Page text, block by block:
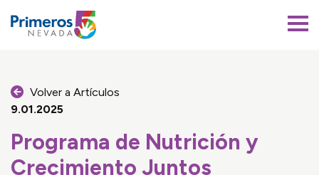
Volver a Artículos
9.01.2025
Programa de Nutrición y
Crecimiento Juntos